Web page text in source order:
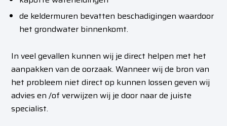
de keldermuren bevatten beschadigingen waardoor
het grondwater binnenkomt.
In veel gevallen kunnen wij je direct helpen met het
aanpakken van de oorzaak. Wanneer wij de bron van
het probleem niet direct op kunnen lossen geven wij
advies en /of verwijzen wij je door naar de juiste
specialist.